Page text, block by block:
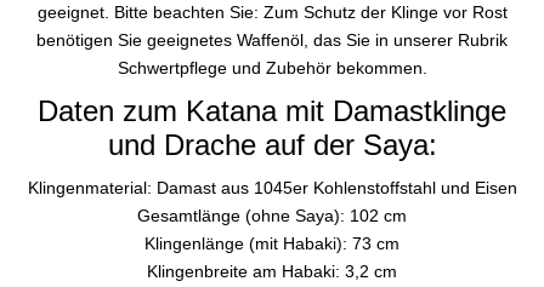
geeignet. Bitte beachten Sie: Zum Schutz der Klinge vor Rost
benötigen Sie geeignetes Waffenöl, das Sie in unserer Rubrik
Schwertpflege und Zubehör bekommen.
Daten zum Katana mit Damastklinge
und Drache auf der Saya:
Klingenmaterial: Damast aus 1045er Kohlenstoffstahl und Eisen
Gesamtlänge (ohne Saya): 102 cm
Klingenlänge (mit Habaki): 73 cm
Klingenbreite am Habaki: 3,2 cm